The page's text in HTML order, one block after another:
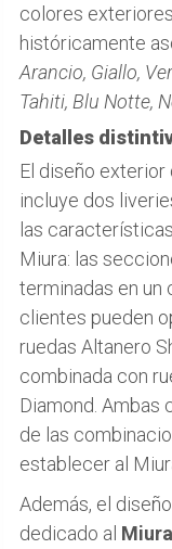
colores
históricamente
Arancio, Giallo,
Tahiti, Blu Notte,
Detalles
El diseño exterior
incluye dos
las
Miura: las
terminadas en un
clientes pueden
ruedas Altanero
combinada con
Diamond. Ambas
de las
establecer al
Además, el
dedicado al